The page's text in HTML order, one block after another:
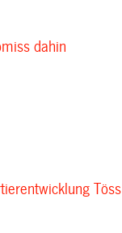
dahin
Töss